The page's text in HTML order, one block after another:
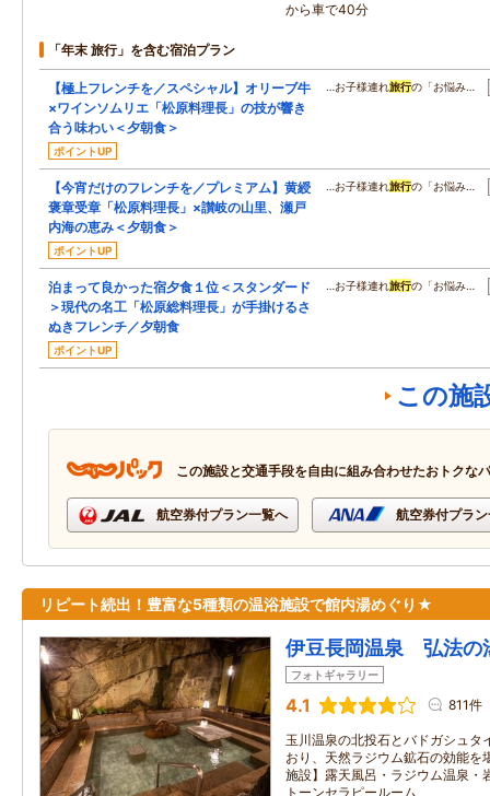
から車で40分
「年末 旅行」を含む宿泊プラン
【極上フレンチを／スペシャル】オリーブ牛
×ワインソムリエ「松原料理長」の技が響き
合う味わい＜夕朝食＞
ポイントUP
…お子様連れ旅行の「お悩み…
【今宵だけのフレンチを／プレミアム】黄綬
褒章受章「松原料理長」×讃岐の山里、瀬戸
内海の恵み＜夕朝食＞
ポイントUP
…お子様連れ旅行の「お悩み…
泊まって良かった宿夕食１位＜スタンダード
＞現代の名工「松原総料理長」が手掛けるさ
ぬきフレンチ／夕朝食
ポイントUP
…お子様連れ旅行の「お悩み…
この施
この施設と交通手段を自由に組み合わせたおトクな
航空券付プラン一覧へ 航空券付プラ
リピート続出！豊富な5種類の温浴施設で館内湯めぐり★
伊豆長岡温泉 弘法
フォトギャラリー
4.1 811件
玉川温泉の北投石とバドガシュタ
おり、天然ラジウム鉱石の効能を
施設】露天風呂・ラジウム温泉・
トーンセラピールーム